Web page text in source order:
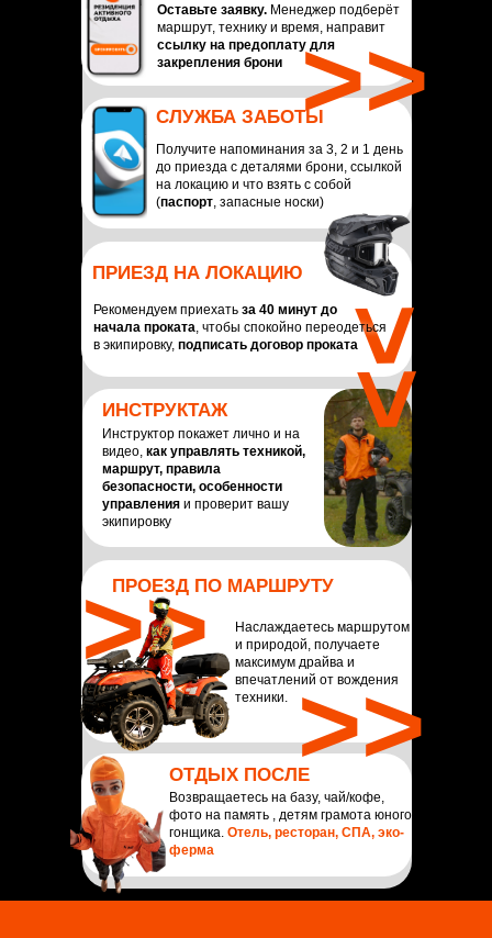
Оставьте заявку. Менеджер подберёт
маршрут, технику и время, направит
ссылку на предоплату для
закрепления брони
ИНСТРУКТАЖ
Инструктор покажет лично и на
видео, как управлять техникой,
маршрут, правила
безопасности, особенности
управления и проверит вашу
экипировку
СЛУЖБА ЗАБОТЫ
Получите напоминания за 3, 2 и 1 день
до приезда с деталями брони, ссылкой
на локацию и что взять с собой
(паспорт , запасные носки)
ПРОЕЗД ПО МАРШРУТУ
Наслаждаетесь маршрутом
и природой, получаете
максимум драйва и
впечатлений от вождения
техники.
>>
>>
ПРИЕЗД НА ЛОКАЦИЮ
Рекомендуем приехать за 40 минут до
начала проката , чтобы спокойно переодеться
в экипировку, подписать договор проката
ОТДЫХ ПОСЛЕ
Возвращаетесь на базу, чай/кофе,
фото на память , детям грамота юного
гонщика. Отель, ресторан, СПА, эко-
ферма
>>
>>